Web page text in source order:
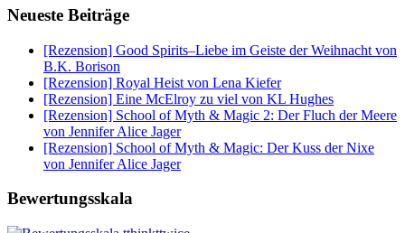
Neueste Beiträge
[Rezension] Good Spirits–Liebe im Geiste der Weihnacht von
B.K. Borison
[Rezension] Royal Heist von Lena Kiefer
[Rezension] Eine McElroy zu viel von KL Hughes
[Rezension] School of Myth & Magic 2: Der Fluch der Meere
von Jennifer Alice Jager
[Rezension] School of Myth & Magic: Der Kuss der Nixe
von Jennifer Alice Jager
Bewertungsskala